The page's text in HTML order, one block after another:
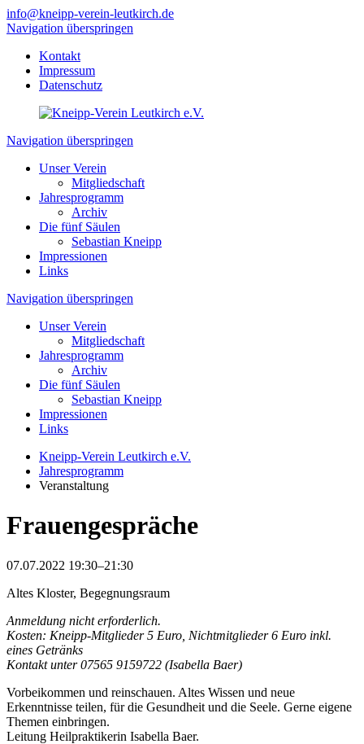
info@kneipp-verein-leutkirch.de
Navigation überspringen
Kontakt
Impressum
Datenschutz
Navigation überspringen
Unser Verein
Mitgliedschaft
Jahresprogramm
Archiv
Die fünf Säulen
Sebastian Kneipp
Impressionen
Links
Navigation überspringen
Unser Verein
Mitgliedschaft
Jahresprogramm
Archiv
Die fünf Säulen
Sebastian Kneipp
Impressionen
Links
Kneipp-Verein Leutkirch e.V.
Jahresprogramm
Veranstaltung
Frauengespräche
07.07.2022 19:30–21:30
Altes Kloster, Begegnungsraum
Anmeldung nicht erforderlich.
Kosten: Kneipp-Mitglieder 5 Euro, Nichtmitglieder 6 Euro inkl.
eines Getränks
Kontakt unter 07565 9159722 (Isabella Baer)
Vorbeikommen und reinschauen. Altes Wissen und neue
Erkenntnisse teilen, für die Gesundheit und die Seele. Gerne eigene
Themen einbringen.
Leitung Heilpraktikerin Isabella Baer.